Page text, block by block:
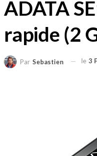
ADATA
rapide (2
Par Sebastien le 3